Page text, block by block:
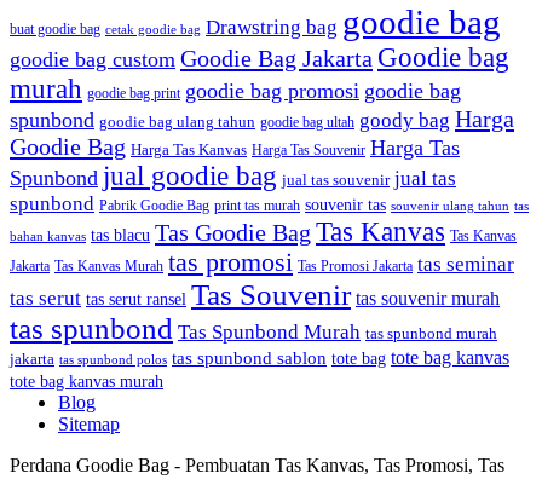
buat goodie bag cetak goodie bag Drawstring bag goodie bag
goodie bag custom Goodie Bag Jakarta Goodie bag
murah goodie bag print goodie bag promosi goodie bag
spunbond goodie bag ulang tahun goodie bag ultah goody bag Harga
Goodie Bag Harga Tas Kanvas Harga Tas Souvenir Harga Tas
Spunbond jual goodie bag jual tas souvenir jual tas
spunbond Pabrik Goodie Bag print tas murah souvenir tas souvenir ulang tahun tas
bahan kanvas tas blacu Tas Goodie Bag Tas Kanvas Tas Kanvas
Jakarta Tas Kanvas Murah tas promosi Tas Promosi Jakarta tas seminar
tas serut tas serut ransel Tas Souvenir tas souvenir murah
tas spunbond Tas Spunbond Murah tas spunbond murah
jakarta tas spunbond polos tas spunbond sablon tote bag tote bag kanvas
tote bag kanvas murah
Blog
Sitemap
Perdana Goodie Bag - Pembuatan Tas Kanvas, Tas Promosi, Tas